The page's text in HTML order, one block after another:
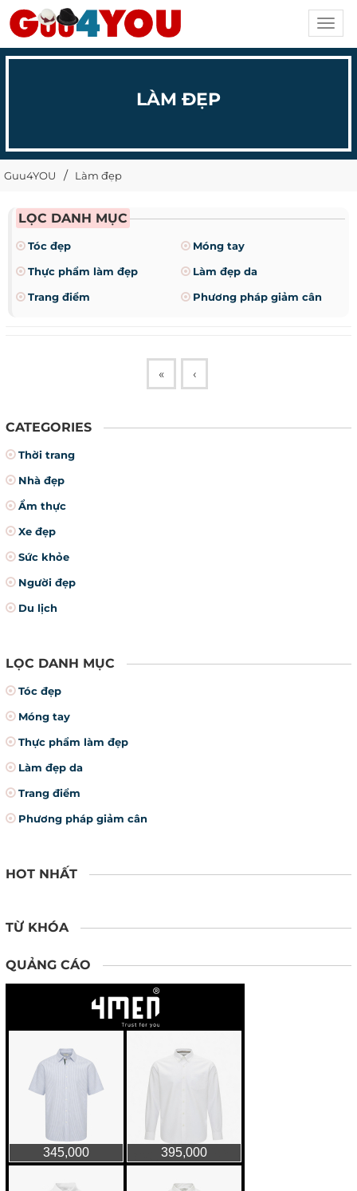
LÀM ĐẸP
Guu4YOU Làm đẹp
LỌC DANH MỤC
Tóc đẹp
Móng tay
Thực phẩm làm đẹp
Làm đẹp da
Trang điểm
Phương pháp giảm cân
« ‹
CATEGORIES
Thời trang
Nhà đẹp
Ẩm thực
Xe đẹp
Sức khỏe
Người đẹp
Du lịch
LỌC DANH MỤC
Tóc đẹp
Móng tay
Thực phẩm làm đẹp
Làm đẹp da
Trang điểm
Phương pháp giảm cân
HOT NHẤT
TỪ KHÓA
QUẢNG CÁO